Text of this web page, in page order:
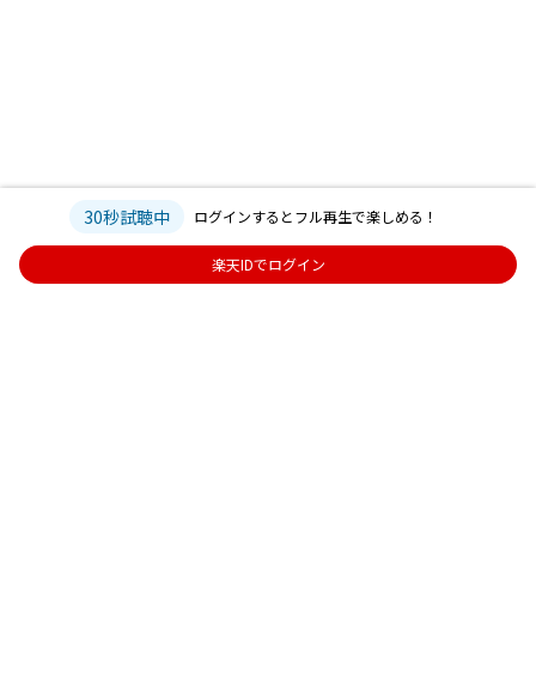
30秒試聴中 ログインするとフル再生で楽しめる！
楽天IDでログイン